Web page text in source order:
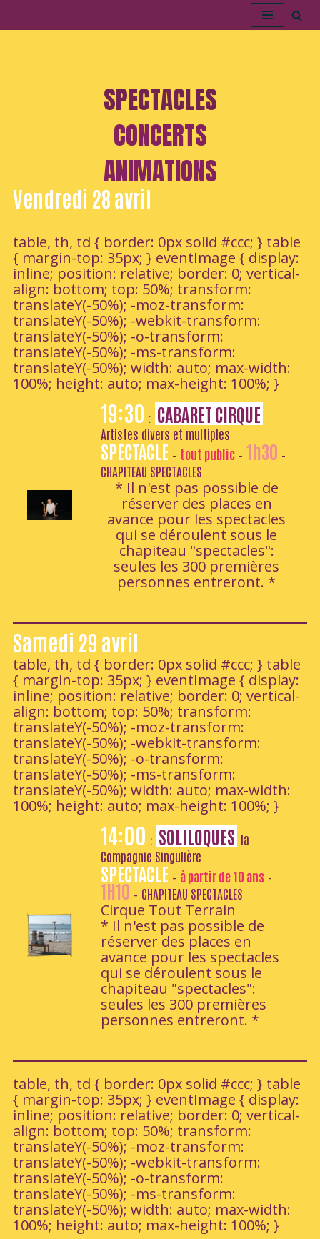
SPECTACLES
CONCERTS
ANIMATIONS
Vendredi 28 avril
table, th, td { border: 0px solid #ccc; } table
{ margin-top: 35px; } eventImage { display:
inline; position: relative; border: 0; vertical-
align: bottom; top: 50%; transform:
translateY(-50%); -moz-transform:
translateY(-50%); -webkit-transform:
translateY(-50%); -o-transform:
translateY(-50%); -ms-transform:
translateY(-50%); width: auto; max-width:
100%; height: auto; max-height: 100%; }
19:30 : CABARET CIRQUE
Artistes divers et multiples
SPECTACLE - tout public- 1h30 -
CHAPITEAU SPECTACLES
* Il n'est pas possible de
réserver des places en
avance pour les spectacles
qui se déroulent sous le
chapiteau "spectacles":
seules les 300 premières
personnes entreront. *
Samedi 29 avril
table, th, td { border: 0px solid #ccc; } table
{ margin-top: 35px; } eventImage { display:
inline; position: relative; border: 0; vertical-
align: bottom; top: 50%; transform:
translateY(-50%); -moz-transform:
translateY(-50%); -webkit-transform:
translateY(-50%); -o-transform:
translateY(-50%); -ms-transform:
translateY(-50%); width: auto; max-width:
100%; height: auto; max-height: 100%; }
14:00 : SOLILOQUES la
Compagnie Singulière
SPECTACLE - à partir de 10 ans-
1H10 - CHAPITEAU SPECTACLES
Cirque Tout Terrain
* Il n'est pas possible de
réserver des places en
avance pour les spectacles
qui se déroulent sous le
chapiteau "spectacles":
seules les 300 premières
personnes entreront. *
table, th, td { border: 0px solid #ccc; } table
{ margin-top: 35px; } eventImage { display:
inline; position: relative; border: 0; vertical-
align: bottom; top: 50%; transform:
translateY(-50%); -moz-transform:
translateY(-50%); -webkit-transform:
translateY(-50%); -o-transform:
translateY(-50%); -ms-transform:
translateY(-50%); width: auto; max-width:
100%; height: auto; max-height: 100%; }